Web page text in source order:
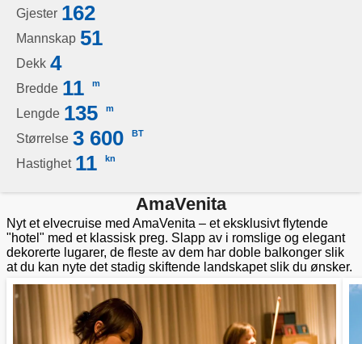
Gjester 162
Mannskap 51
Dekk 4
Bredde 11 m
Lengde 135 m
Størrelse 3 600 BT
Hastighet 11 kn
AmaVenita
Nyt et elvecruise med AmaVenita – et eksklusivt flytende
"hotel" med et klassisk preg. Slapp av i romslige og elegant
dekorerte lugarer, de fleste av dem har doble balkonger slik
at du kan nyte det stadig skiftende landskapet slik du ønsker.